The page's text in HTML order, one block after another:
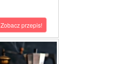
Zobacz przepis!